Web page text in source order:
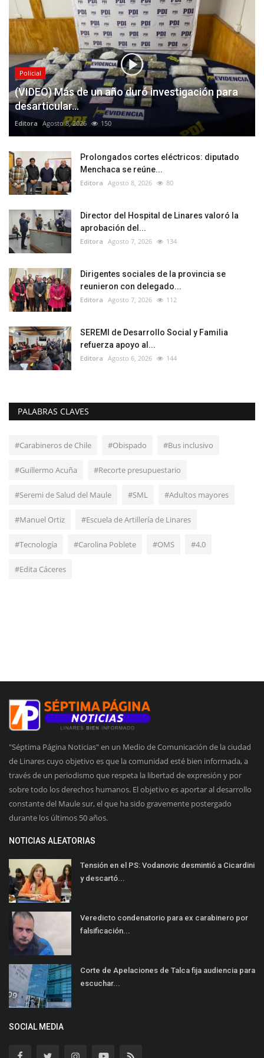
Policial
(VIDEO) Más de un año duró investigación para
desarticular...
Editora Agosto 8, 2026 150
Prolongados cortes eléctricos: diputado
Menchaca se reúne...
Editora Agosto 8, 2026 80
Director del Hospital de Linares valoró la
aprobación del...
Editora Agosto 7, 2026 134
Dirigentes sociales de la provincia se
reunieron con delegado...
Editora Agosto 7, 2026 112
SEREMI de Desarrollo Social y Familia
refuerza apoyo al...
Editora Agosto 6, 2026 144
PALABRAS CLAVES
#Carabineros de Chile #Obispado #Bus inclusivo
#Guillermo Acuña #Recorte presupuestario
#Seremi de Salud del Maule #SML #Adultos mayores
#Manuel Ortiz #Escuela de Artillería de Linares
#Tecnología #Carolina Poblete #OMS #4.0
#Edita Cáceres
"Séptima Página Noticias" en un Medio de Comunicación de la ciudad
de Linares cuyo objetivo es que la comunidad esté bien informada, a
través de un periodismo que respeta la libertad de expresión y por
sobre todo los derechos humanos. El objetivo es aportar al desarrollo
constante del Maule sur, el que ha sido gravemente postergado
durante los últimos 50 años.
NOTICIAS ALEATORIAS
Tensión en el PS: Vodanovic desmintió a Cicardini
y descartó...
Veredicto condenatorio para ex carabinero por
falsificación...
Corte de Apelaciones de Talca fija audiencia para
escuchar...
SOCIAL MEDIA